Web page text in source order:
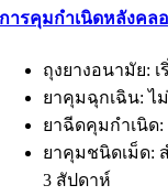
การคุมกำเนิดหลังคล
ถุงยางอนามัย:
ยาคุมฉุกเฉิน: ไ
ยาฉีดคุมกำเนิด
ยาคุมชนิดเม็ด:
3 สัปดาห์